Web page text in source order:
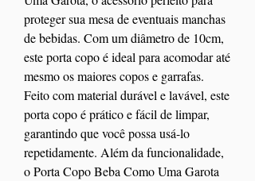
proteger sua mesa de eventuais manchas
de bebidas. Com um diâmetro de 10cm,
este porta copo é ideal para acomodar até
mesmo os maiores copos e garrafas.
Feito com material durável e lavável, este
porta copo é prático e fácil de limpar,
garantindo que você possa usá-lo
repetidamente. Além da funcionalidade,
o Porta Copo Beba Como Uma Garota